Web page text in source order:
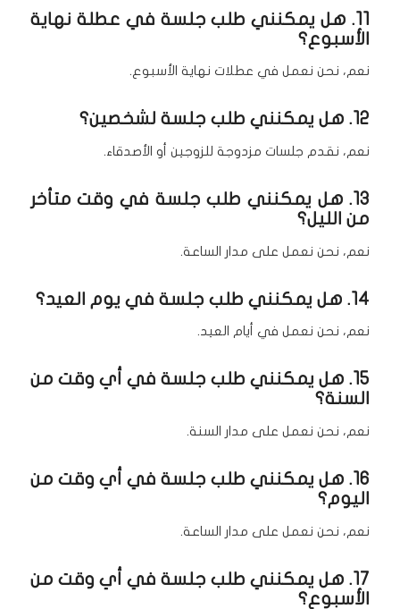
11. هل يمكنني طلب جلسة في عطلة نهاية
الأسبوع؟
نعم، نحن نعمل في عطلات نهاية الأسبوع.
12. هل يمكنني طلب جلسة لشخصين؟
نعم، نقدم جلسات مزدوجة للزوجين أو الأصدقاء.
13. هل يمكنني طلب جلسة في وقت متأخر
من الليل؟
نعم، نحن نعمل على مدار الساعة.
14. هل يمكنني طلب جلسة في يوم العيد؟
نعم، نحن نعمل في أيام العيد.
15. هل يمكنني طلب جلسة في أي وقت من
السنة؟
نعم، نحن نعمل على مدار السنة.
16. هل يمكنني طلب جلسة في أي وقت من
اليوم؟
نعم، نحن نعمل على مدار الساعة.
17. هل يمكنني طلب جلسة في أي وقت من
الأسبوع؟